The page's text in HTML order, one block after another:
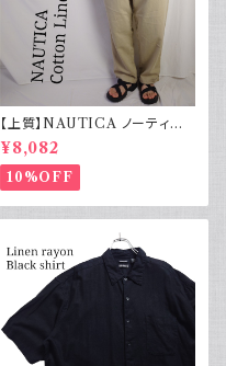
【上質】NAUTICA ノーティカ
コットンリネンパンツ ツータック
¥8,082
10%OFF